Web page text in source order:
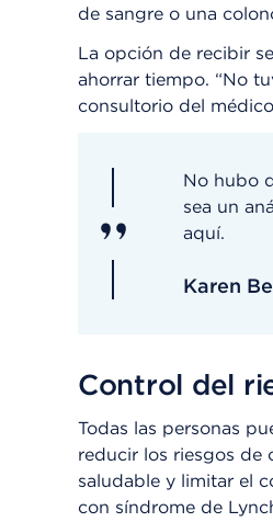
de sangre o una
La opción de recibir
ahorrar tiempo. “No
consultorio del
No hubo
sea un
aquí.
Karen
Control del
Todas las personas
reducir los riesgos de
saludable y limitar el
con síndrome de